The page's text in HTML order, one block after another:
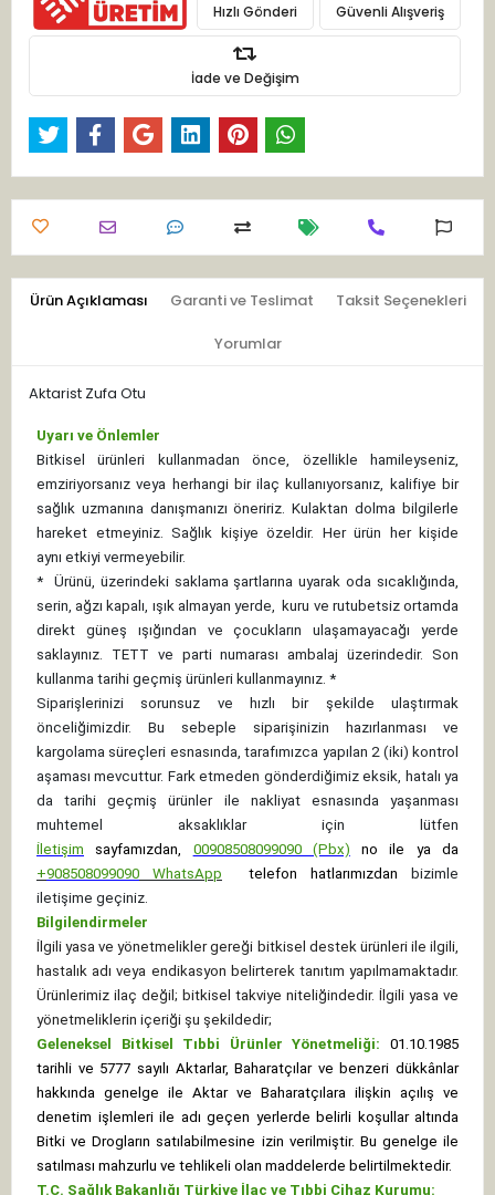
Hızlı Gönderi Güvenli Alışveriş
İade ve Değişim
Ürün Açıklaması Garanti ve Teslimat Taksit Seçenekleri
Yorumlar
Aktarist Zufa Otu
Uyarı ve Önlemler
Bitkisel ürünleri kullanmadan önce, özellikle hamileyseniz,
emziriyorsanız veya herhangi bir ilaç kullanıyorsanız, kalifiye bir
sağlık uzmanına danışmanızı öneririz. Kulaktan dolma bilgilerle
hareket etmeyiniz. Sağlık kişiye özeldir. Her ürün her kişide
aynı etkiyi vermeyebilir.
*
Ürünü, üzerindeki saklama şartlarına uyarak oda sıcaklığında,
serin, ağzı kapalı, ışık almayan yerde, kuru ve rutubetsiz ortamda
direkt güneş ışığından ve çocukların ulaşamayacağı yerde
saklayınız. TETT ve parti numarası ambalaj üzerindedir. Son
kullanma tarihi geçmiş ürünleri kullanmayınız. *
Siparişlerinizi sorunsuz ve hızlı bir şekilde ulaştırmak
önceliğimizdir. Bu sebeple siparişinizin hazırlanması ve
kargolama süreçleri esnasında, tarafımızca yapılan 2 (iki) kontrol
aşaması mevcuttur. Fark etmeden gönderdiğimiz eksik, hatalı ya
da tarihi geçmiş ürünler ile nakliyat esnasında yaşanması
muhtemel aksaklıklar için lütfen
İletişim
sayfamızdan, 00908508099090 (Pbx) no ile ya da
+908508099090 WhatsApp telefon hatlarımızdan bizimle
iletişime geçiniz.
Bilgilendirmeler
İlgili yasa ve yönetmelikler gereği bitkisel destek ürünleri ile ilgili,
hastalık adı veya endikasyon belirterek tanıtım yapılmamaktadır.
Ürünlerimiz ilaç değil; bitkisel takviye niteliğindedir. İlgili yasa ve
yönetmeliklerin içeriği şu şekildedir;
Geleneksel Bitkisel Tıbbi Ürünler Yönetmeliği: 01.10.1985
tarihli ve 5777 sayılı Aktarlar, Baharatçılar ve benzeri dükkânlar
hakkında genelge ile Aktar ve Baharatçılara ilişkin açılış ve
denetim işlemleri ile adı geçen yerlerde belirli koşullar altında
Bitki ve Drogların satılabilmesine izin verilmiştir. Bu genelge ile
satılması mahzurlu ve tehlikeli olan maddelerde belirtilmektedir.
T.C. Sağlık Bakanlığı Türkiye İlaç ve Tıbbi Cihaz Kurumu: